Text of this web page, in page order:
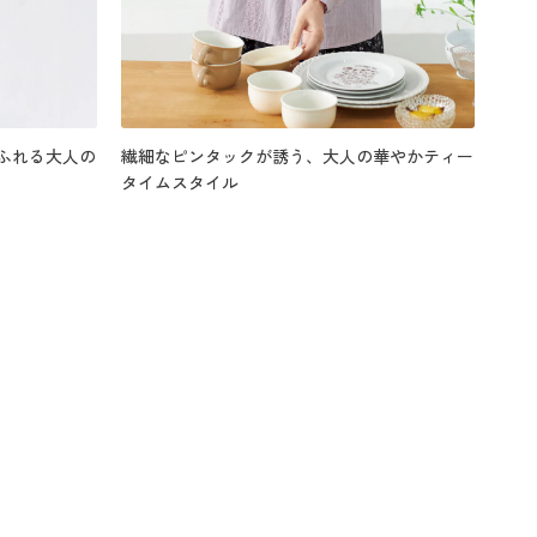
れる大人の
繊細なピンタックが誘う、大人の華やかティー
タイムスタイル